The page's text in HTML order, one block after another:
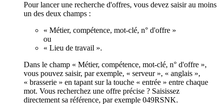
Pour lancer une recherche d'offres, vous devez saisir au moins
un des deux champs :
« Métier, compétence, mot-clé, n° d'offre »
ou
« Lieu de travail ».
Dans le champ « Métier, compétence, mot-clé, n° d'offre »,
vous pouvez saisir, par exemple, « serveur », « anglais »,
« brasserie » en tapant sur la touche « entrée » entre chaque
mot. Vous recherchez une offre précise ? Saisissez
directement sa référence, par exemple 049RSNK.